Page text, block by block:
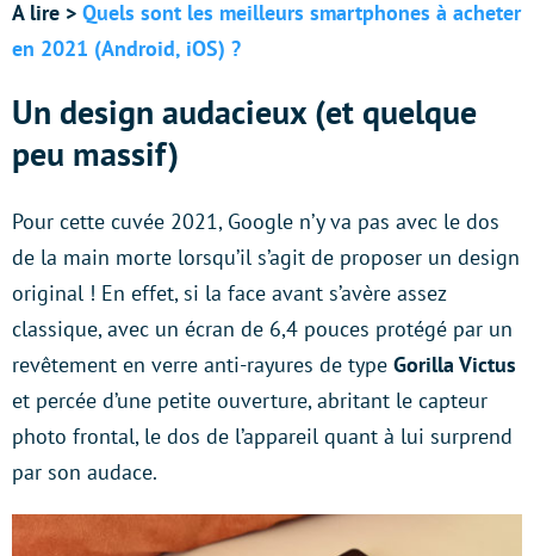
A lire > Quels sont les meilleurs smartphones à acheter
en 2021 (Android, iOS) ?
Un design audacieux (et quelque
peu massif)
Pour cette cuvée 2021, Google n’y va pas avec le dos
de la main morte lorsqu’il s’agit de proposer un design
original ! En effet, si la face avant s’avère assez
classique, avec un écran de 6,4 pouces protégé par un
revêtement en verre anti-rayures de type Gorilla Victus
et percée d’une petite ouverture, abritant le capteur
photo frontal, le dos de l’appareil quant à lui surprend
par son audace.